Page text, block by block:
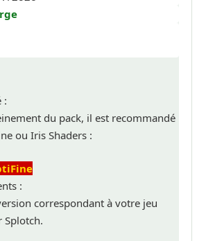
:
du pack, il est recommandé
ou Iris Shaders :
:
correspondant à votre jeu
Splotch.